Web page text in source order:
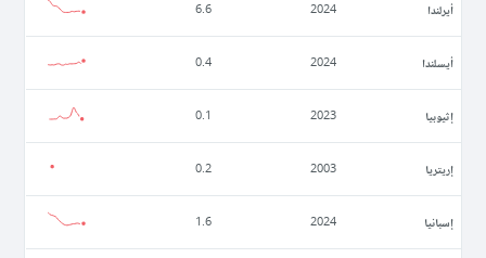
أيرلندا 2024
6.6
أيسلندا 2024
0.4
إثيوبيا 2023
0.1
إريتريا 2003
0.2
إسبانيا 2024
1.6